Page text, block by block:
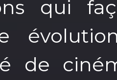
qui
de